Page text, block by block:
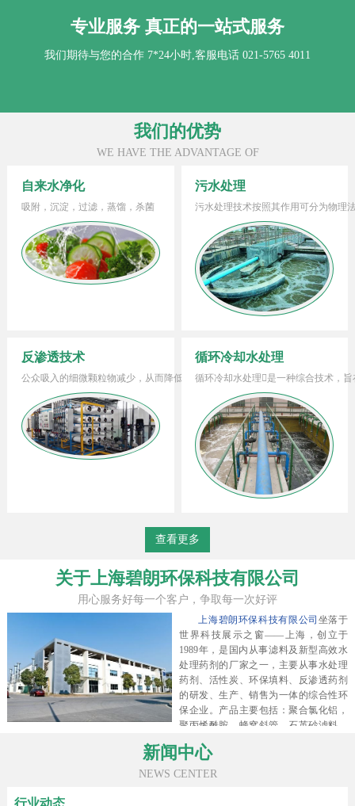
专业服务 真正的一站式服务
我们期待与您的合作 7*24小时,客服电话 021-5765 4011
我们的优势
WE HAVE THE ADVANTAGE OF
自来水净化
吸附，沉淀，过滤，蒸馏，杀菌
污水处理
反渗透技术
公众吸入的细微颗粒物减少，从而降低其对健康的威胁，避免由此可能造成的心脏、肺部和呼吸系统的疾病
循环冷却水处理
查看更多
关于上海碧朗环保科技有限公司
用心服务好每一个客户，争取每一次好评
上海碧朗环保科技有限公司 坐落于
世界科技展示之窗——上海，创立于
1989年，是国内从事滤料及新型高效水
处理药剂的厂家之一，主要从事水处理
药剂、活性炭、环保填料、反渗透药剂
的研发、生产、销售为一体的综合性环
保企业。产品主要包括：聚合氯化铝，
聚丙烯酰胺，蜂窝斜管，石英砂滤料，
无烟煤滤料，陶粒滤料，磁铁矿滤料，
锰砂滤料，果壳滤料，生物陶粒滤料，
反渗透阻垢剂，缓蚀阻垢剂，椰壳活性
新闻中心
NEWS CENTER